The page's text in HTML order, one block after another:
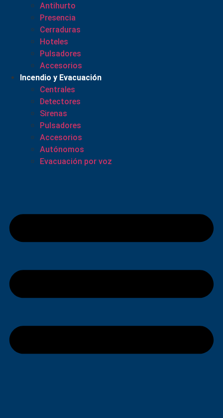
Antihurto
Presencia
Cerraduras
Hoteles
Pulsadores
Accesorios
Incendio y Evacuación
Centrales
Detectores
Sirenas
Pulsadores
Accesorios
Autónomos
Evacuación por voz